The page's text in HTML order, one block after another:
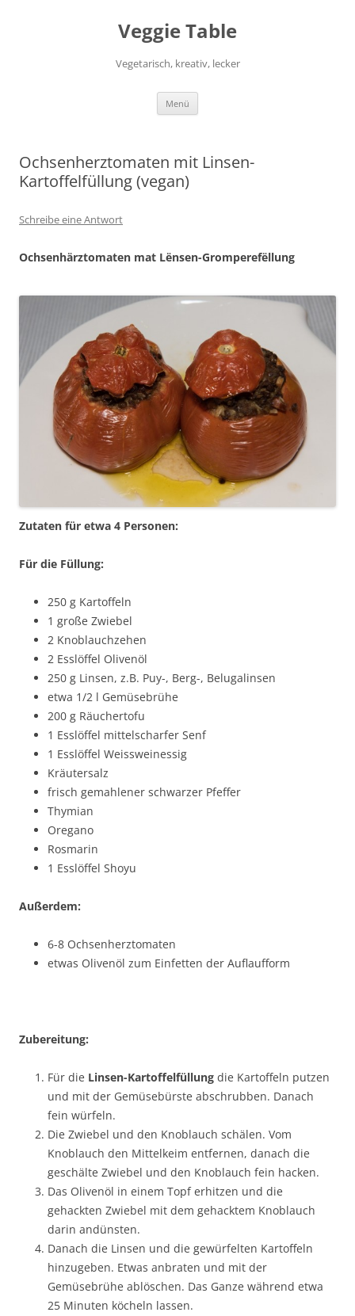
Veggie Table
Vegetarisch, kreativ, lecker
Menü
Ochsenherztomaten mit Linsen-
Kartoffelfüllung (vegan)
Schreibe eine Antwort
Ochsenhärztomaten mat Lënsen-Gromperefëllung
Zutaten für etwa 4 Personen:
Für die Füllung:
250 g Kartoffeln
1 große Zwiebel
2 Knoblauchzehen
2 Esslöffel Olivenöl
250 g Linsen, z.B. Puy-, Berg-, Belugalinsen
etwa 1/2 l Gemüsebrühe
200 g Räuchertofu
1 Esslöffel mittelscharfer Senf
1 Esslöffel Weissweinessig
Kräutersalz
frisch gemahlener schwarzer Pfeffer
Thymian
Oregano
Rosmarin
1 Esslöffel Shoyu
Außerdem:
6-8 Ochsenherztomaten
etwas Olivenöl zum Einfetten der Auflaufform
Zubereitung:
Für die Linsen-Kartoffelfüllung die Kartoffeln putzen
und mit der Gemüsebürste abschrubben. Danach
fein würfeln.
Die Zwiebel und den Knoblauch schälen. Vom
Knoblauch den Mittelkeim entfernen, danach die
geschälte Zwiebel und den Knoblauch fein hacken.
Das Olivenöl in einem Topf erhitzen und die
gehackten Zwiebel mit dem gehacktem Knoblauch
darin andünsten.
Danach die Linsen und die gewürfelten Kartoffeln
hinzugeben. Etwas anbraten und mit der
Gemüsebrühe ablöschen. Das Ganze während etwa
25 Minuten köcheln lassen.